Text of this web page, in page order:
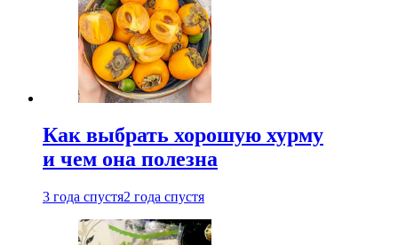
Как выбрать хорошую хурму
и чем она полезна
3 года спустя2 года спустя